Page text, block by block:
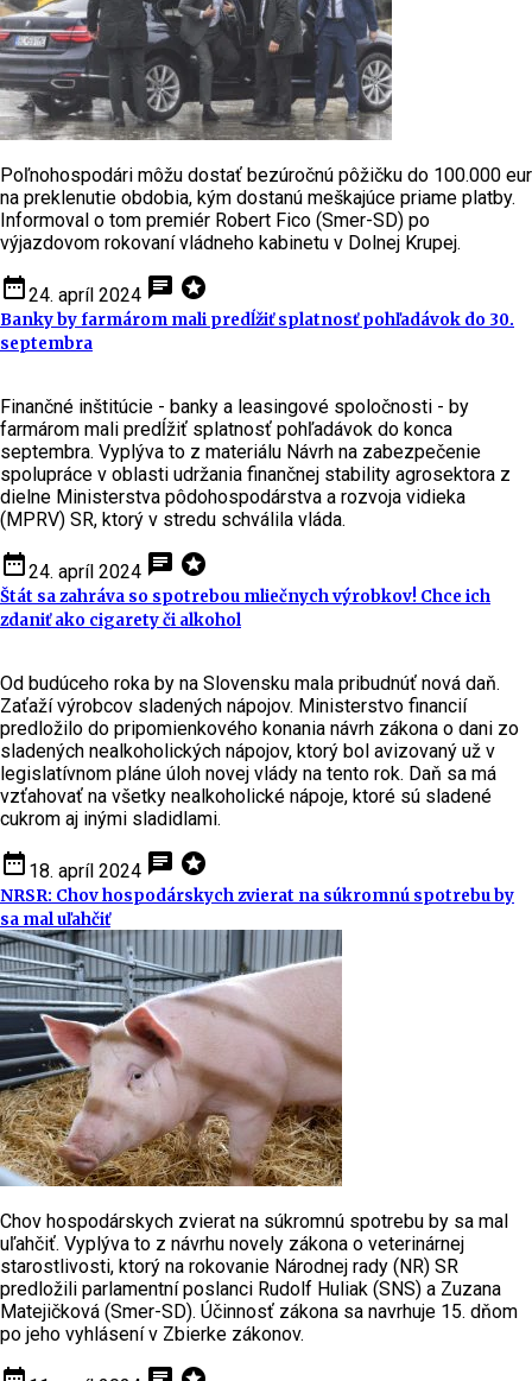
Poľnohospodári môžu dostať bezúročnú pôžičku do 100.000 eur
na preklenutie obdobia, kým dostanú meškajúce priame platby.
Informoval o tom premiér Robert Fico (Smer-SD) po
výjazdovom rokovaní vládneho kabinetu v Dolnej Krupej.
date_range24. apríl 2024 chat stars
Banky by farmárom mali predĺžiť splatnosť pohľadávok do 30.
septembra
Finančné inštitúcie - banky a leasingové spoločnosti - by
farmárom mali predĺžiť splatnosť pohľadávok do konca
septembra. Vyplýva to z materiálu Návrh na zabezpečenie
spolupráce v oblasti udržania finančnej stability agrosektora z
dielne Ministerstva pôdohospodárstva a rozvoja vidieka
(MPRV) SR, ktorý v stredu schválila vláda.
date_range24. apríl 2024 chat stars
Štát sa zahráva so spotrebou mliečnych výrobkov! Chce ich
zdaniť ako cigarety či alkohol
Od budúceho roka by na Slovensku mala pribudnúť nová daň.
Zaťaží výrobcov sladených nápojov. Ministerstvo financií
predložilo do pripomienkového konania návrh zákona o dani zo
sladených nealkoholických nápojov, ktorý bol avizovaný už v
legislatívnom pláne úloh novej vlády na tento rok. Daň sa má
vzťahovať na všetky nealkoholické nápoje, ktoré sú sladené
cukrom aj inými sladidlami.
date_range 18. apríl 2024 chat stars
NRSR: Chov hospodárskych zvierat na súkromnú spotrebu by
sa mal uľahčiť
Chov hospodárskych zvierat na súkromnú spotrebu by sa mal
uľahčiť. Vyplýva to z návrhu novely zákona o veterinárnej
starostlivosti, ktorý na rokovanie Národnej rady (NR) SR
predložili parlamentní poslanci Rudolf Huliak (SNS) a Zuzana
Matejičková (Smer-SD). Účinnosť zákona sa navrhuje 15. dňom
po jeho vyhlásení v Zbierke zákonov.